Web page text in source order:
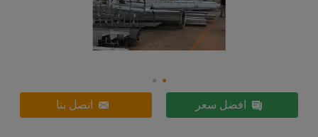
افضل سعر اتصل بنا